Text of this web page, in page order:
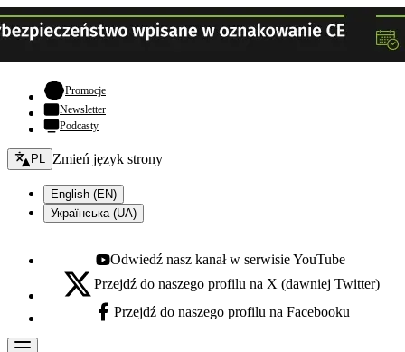
Promocje- otwiera się w nowej karcie
Newsletter
Podcasty
Zmień język - bieżący:
PL Zmień język strony
English (EN)
Українська (UA)
Youtube - otwiera się w nowej karcie
Odwiedź nasz kanał w serwisie YouTube
X - otwiera się w nowej karcie
Przejdź do naszego profilu na X (dawniej Twitter)
Facebook - otwiera się w nowej karcie
Przejdź do naszego profilu na Facebooku